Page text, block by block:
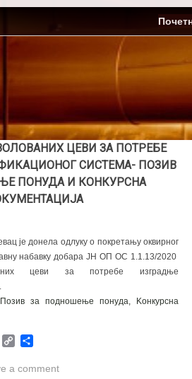
ЦЕВИ ЗА ПОТРЕБЕ
СИСТЕМA- ПОЗИВ
ПОНУДА И КОНКУРСНА
је донела одлуку о покретању оквирног
набавку добара ЈН ОП ОС 1.1.13/2020
цеви за потребе изградње
Позив за подношење понуда,
Kонкурсна
ViberCopy
a comment